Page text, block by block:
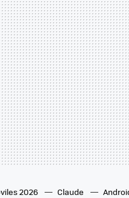
2026 Claude